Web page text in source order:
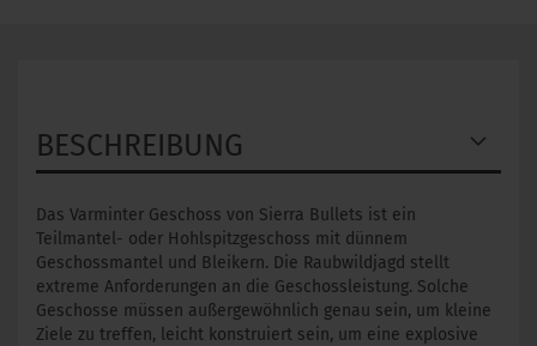
BESCHREIBUNG
Das Varminter Geschoss von Sierra Bullets ist ein
Teilmantel- oder Hohlspitzgeschoss mit dünnem
Geschossmantel und Bleikern. Die Raubwildjagd stellt
extreme Anforderungen an die Geschossleistung. Solche
Geschosse müssen außergewöhnlich genau sein, um kleine
Ziele zu treffen, leicht konstruiert sein, um eine explosive